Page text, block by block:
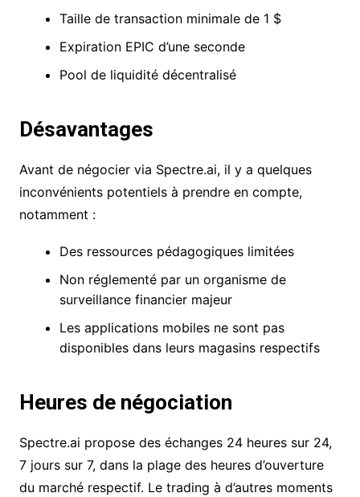
Taille de transaction minimale de 1 $
Expiration EPIC d’une seconde
Pool de liquidité décentralisé
Désavantages
Avant de négocier via Spectre.ai, il y a quelques
inconvénients potentiels à prendre en compte,
notamment :
Des ressources pédagogiques limitées
Non réglementé par un organisme de
surveillance financier majeur
Les applications mobiles ne sont pas
disponibles dans leurs magasins respectifs
Heures de négociation
Spectre.ai propose des échanges 24 heures sur 24,
7 jours sur 7, dans la plage des heures d’ouverture
du marché respectif. Le trading à d’autres moments